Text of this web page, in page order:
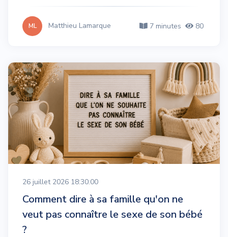
ML Matthieu Lamarque 7 minutes 80
26 juillet 2026 18:30:00
Comment dire à sa famille qu'on ne
veut pas connaître le sexe de son bébé
?